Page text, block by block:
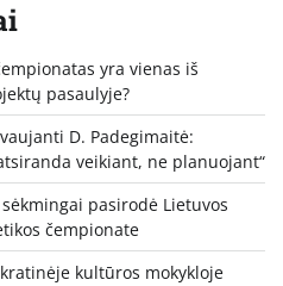
yra vienas iš
pasaulyje?
D. Padegimaitė:
veikiant, ne planuojant“
pasirodė Lietuvos
čempionate
kultūros mokykloje